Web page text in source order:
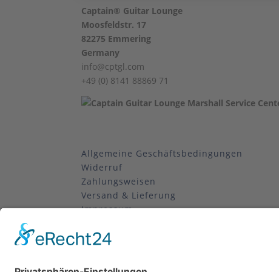
Captain® Guitar Lounge
Moosfeldstr. 17
82275 Emmering
Germany
info@cptgl.com
+49 (0) 8141 88869 71
Allgemeine Geschäftsbedingungen
Widerruf
Zahlungsweisen
Versand & Lieferung
Impressum
Supported by Benz-Net | Designed by Captain